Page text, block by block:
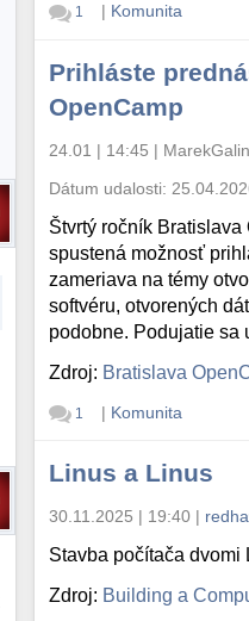
1 | Komunita
Prihláste
OpenCamp
24.01 | 14:45 |
Dátum udalosti:
Štvrtý ročník
spustená možnosť
zameriava na témy
softvéru, otvorených
podobne. Podujatie sa
Zdroj: Bratislava
1 | Komunita
Linus a Linus
30.11.2025 | 19:40 |
Stavba počítača dvomi
Zdroj: Building a